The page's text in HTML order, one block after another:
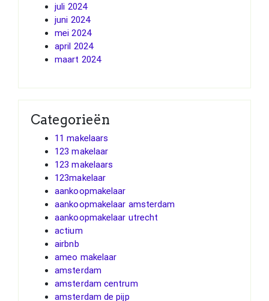
juli 2024
juni 2024
mei 2024
april 2024
maart 2024
Categorieën
11 makelaars
123 makelaar
123 makelaars
123makelaar
aankoopmakelaar
aankoopmakelaar amsterdam
aankoopmakelaar utrecht
actium
airbnb
ameo makelaar
amsterdam
amsterdam centrum
amsterdam de pijp